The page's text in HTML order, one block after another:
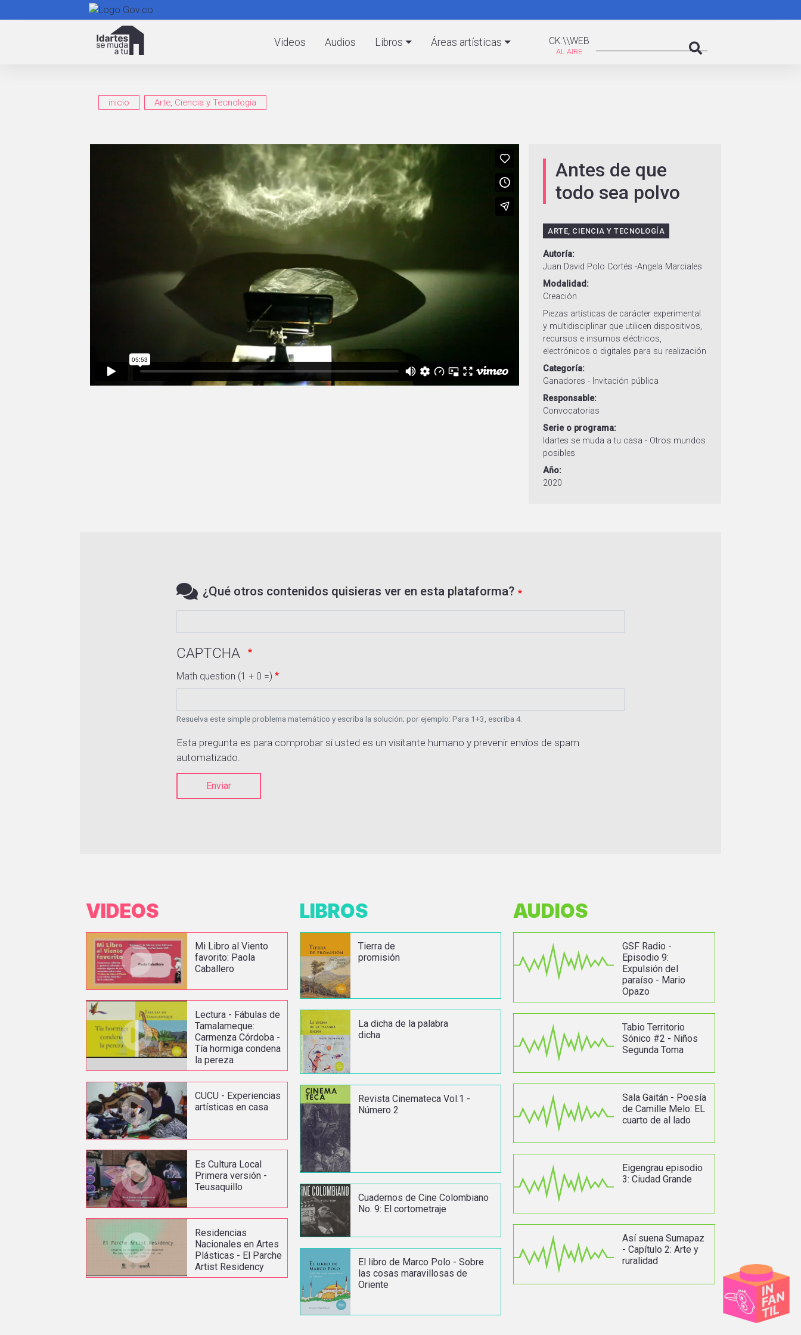
al
contenido
CK:\WEB
CK:\\WEB
Videos Audios Libros Áreas artísticas
inicio Arte, Ciencia y Tecnología
Antes de que
todo sea polvo
ARTE, CIENCIA Y TECNOLOGÍA
Autoría
Juan David Polo Cortés -Angela Marciales
Modalidad
Creación
Piezas artísticas de carácter experimental
y multidisciplinar que utilicen dispositivos,
recursos e insumos eléctricos,
electrónicos o digitales para su realización
Categoría
Ganadores - Invitación pública
Responsable
Convocatorias
Serie o programa
Idartes se muda a tu casa - Otros mundos
posibles
Año
2020
¿Qué otros contenidos quisieras ver en esta plataforma?
CAPTCHA
Math question (1 + 0 =)
Resuelva este simple problema matemático y escriba la solución; por ejemplo: Para 1+3, escriba 4.
Esta pregunta es para comprobar si usted es un visitante humano y prevenir envíos de spam
automatizado.
Enviar
VIDEOS
Mi Libro al Viento
favorito: Paola
Caballero
Lectura - Fábulas de
Tamalameque:
Carmenza Córdoba -
Tía hormiga condena
la pereza
CUCU - Experiencias
artísticas en casa
Es Cultura Local
Primera versión -
Teusaquillo
Residencias
Nacionales en Artes
Plásticas - El Parche
Artist Residency
LIBROS
Tierra de
promisión
La dicha de la palabra
dicha
Revista Cinemateca Vol.1 -
Número 2
Cuadernos de Cine Colombiano
No. 9: El cortometraje
El libro de Marco Polo - Sobre
las cosas maravillosas de
Oriente
AUDIOS
GSF Radio -
Episodio 9:
Expulsión del
paraíso - Mario
Opazo
Tabio Territorio
Sónico #2 - Niños
Segunda Toma
Sala Gaitán - Poesía
de Camille Melo: EL
cuarto de al lado
Eigengrau episodio
3: Ciudad Grande
Así suena Sumapaz
- Capítulo 2: Arte y
ruralidad